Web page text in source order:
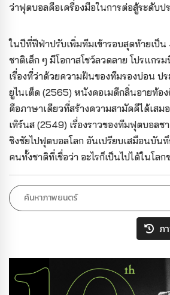
ว่าฟุตบอลคือเครื่องมือในการต่อสู้ระดับป
ในปีที่ฟีฟ่าปรับเพิ่มทีมเข้ารอบสุดท้ายเป็น
ชาติเล็ก ๆ มีโอกาสโชว์ลวดลาย โปรแกร
เรื่องที่ว่าด้วยความฝันของทีมรองบ่อน ป
ยูไนเต็ด (2565) หนังคอเมดีกลิ่นอายท้อ
คือภาษาเดียวที่สร้างความสามัคคีได้เสม
เทิร์นส (2549) เรื่องราวของทีมฟุตบอลช
ชิงชัยไปฟุตบอลโลก อันเปรียบเสมือนบัน
คนทั้งชาติที่เชื่อว่า อะไรก็เป็นไปได้ในโล
ภ